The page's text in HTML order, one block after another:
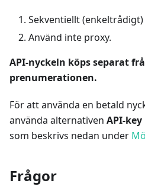
Sekventiellt
Använd inte proxy.
API-nyckeln köps separat
prenumerationen.
För att använda en betald
använda alternativen API-key
som beskrivs nedan under
Frågor